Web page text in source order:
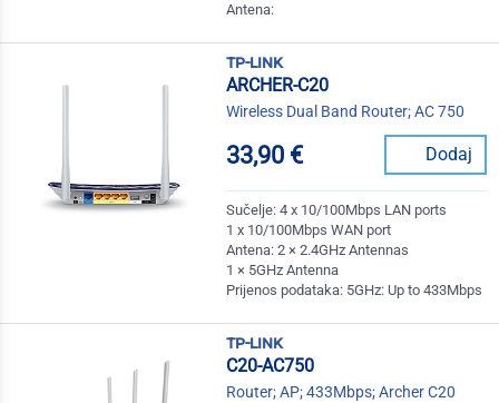
Antena:
tp-link
ARCHER-C20
Wireless Dual Band Router; AC 750
33,90 € Dodaj
Sučelje: 4 x 10/100Mbps LAN ports
1 x 10/100Mbps WAN port
Antena: 2 × 2.4GHz Antennas
1 × 5GHz Antenna
Prijenos podataka: 5GHz: Up to 433Mbps
tp-link
C20-AC750
Router; AP; 433Mbps; Archer C20